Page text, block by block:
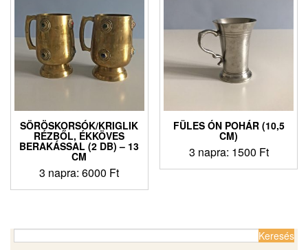
SÖRÖSKORSÓK/KRIGLIK
RÉZBŐL, ÉKKÖVES
BERAKÁSSAL (2 DB) – 13
CM
3 napra:6000 Ft
FÜLES ÓN POHÁR (10,5
CM)
3 napra: 1500 Ft